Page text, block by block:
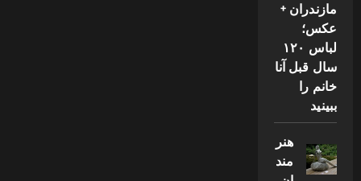
مازندران +
عکس؛
لباس ۱۲۰
سال قبل آنا
خانم را
ببینید
هنر
مند